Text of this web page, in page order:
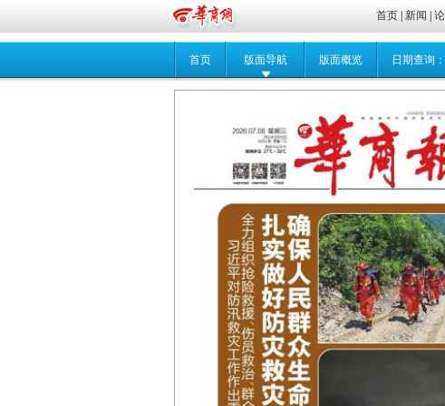
首页| 新闻
首页 版面导航 版面概览 日期查询：